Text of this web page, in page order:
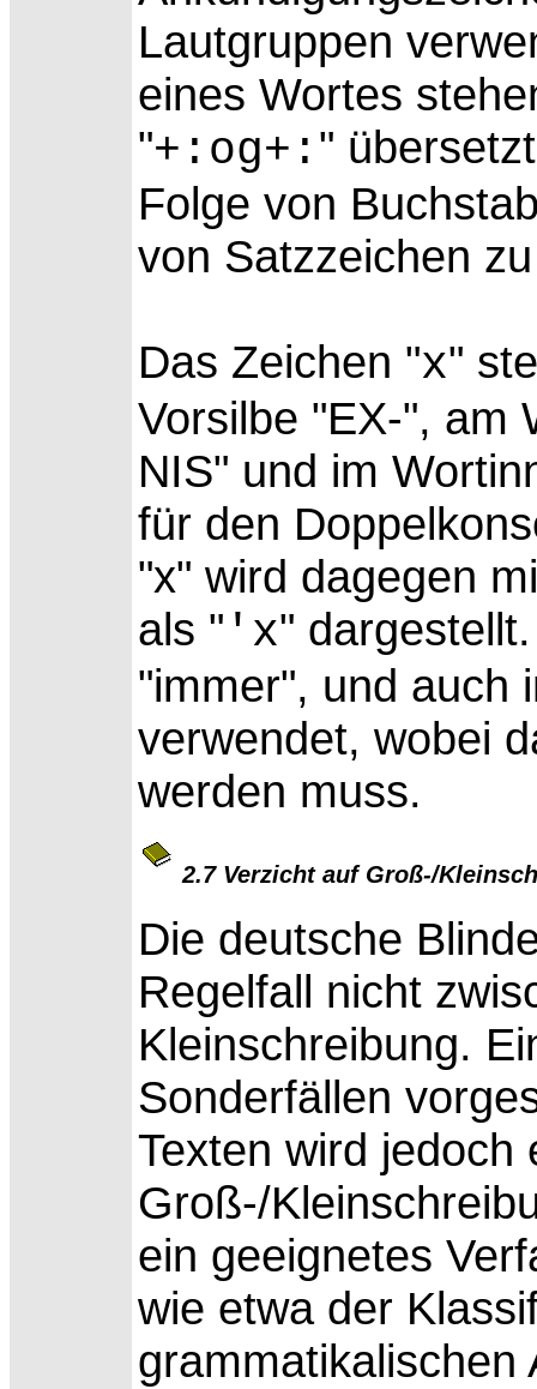
Lautgruppen
eines Wortes
"+:og+: "
Folge von
von Satzzeichen
Das Zeichen "x"
Vorsilbe "EX-", am
NIS" und im
für den
"x" wird dagegen
als " 'x"
"immer", und auch
verwendet, wobei
werden muss.
2.7 Verzicht auf Groß-/
Die deutsche
Regelfall nicht
Kleinschreibung.
Sonderfällen
Texten wird jedoch
Groß-/
ein geeignetes
wie etwa der
grammatikalischen